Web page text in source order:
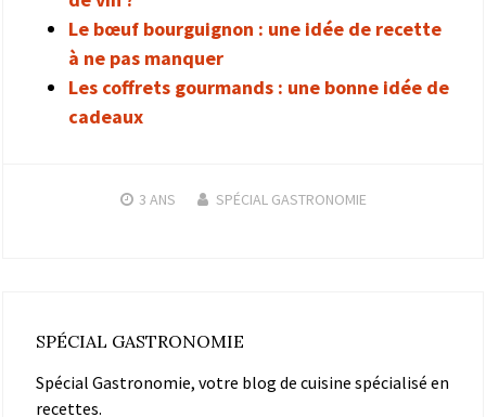
Le bœuf bourguignon : une idée de recette
à ne pas manquer
Les coffrets gourmands : une bonne idée de
cadeaux
3 ANS SPÉCIAL GASTRONOMIE
SPÉCIAL GASTRONOMIE
Spécial Gastronomie, votre blog de cuisine spécialisé en
recettes.